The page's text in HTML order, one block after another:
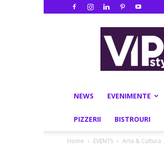
NEWS EVENIMENTE
PIZZERII BISTROURI
Home EVENTS Arta & Cultura